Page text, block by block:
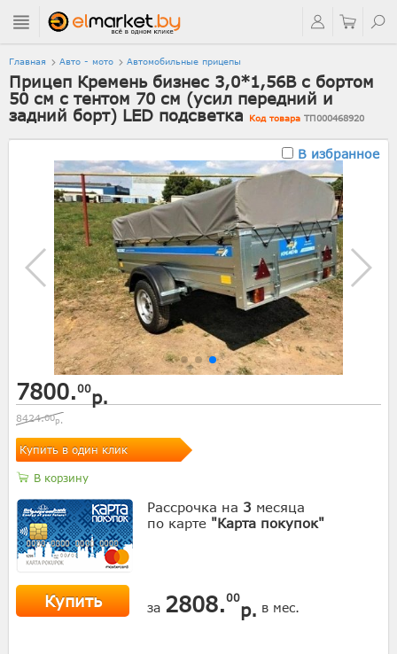
Главная Авто - мото Автомобильные прицепы
Прицеп Кремень бизнес 3,0*1,56B с бортом
50 см с тентом 70 см (усил передний и
задний борт) LED подсветка
Код товара ТП000468920
В избранное
7800.00р.
8424.00р.
Купить в один клик
В корзину
Рассрочка на 3 месяца
по карте "Карта покупок"
Купить за 2808.00
р. в мес.